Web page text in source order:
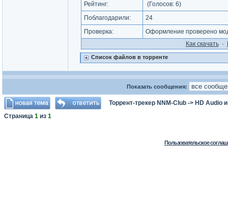
Рейтинг: (Голосов: 6)
Поблагодарили:
24
Проверка:
Оформление проверено
Как cкачать·
Список файлов в торренте
Показать сообщения:
Торрент-трекер NNM-Club -> HD Audio
Страница 1 из 1
Пользовательское